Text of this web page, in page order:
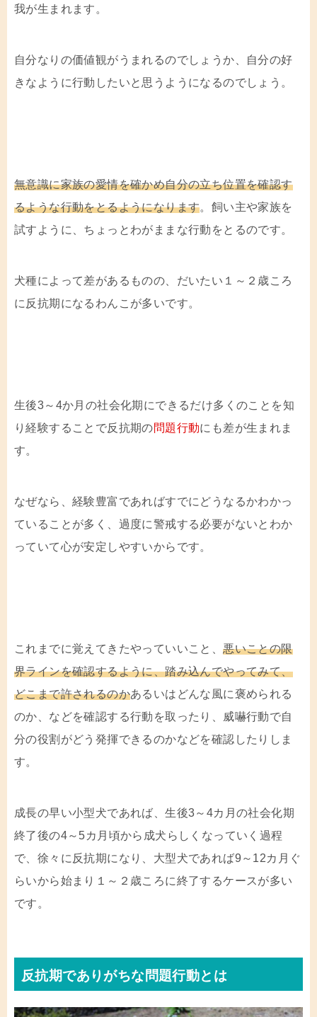
我が生まれます。
自分なりの価値観がうまれるのでしょうか、自分の好
きなように行動したいと思うようになるのでしょう。
無意識に家族の愛情を確かめ自分の立ち位置を確認す
るような行動をとるようになります。 飼い主や家族を
試すように、ちょっとわがままな行動をとるのです。
犬種によって差があるものの、だいたい１～２歳ころ
に反抗期になるわんこが多いです。
生後3～4か月の社会化期にできるだけ多くのことを知
り経験することで反抗期の問題行動にも差が生まれま
す。
なぜなら、経験豊富であればすでにどうなるかわかっ
ていることが多く、過度に警戒する必要がないとわか
っていて心が安定しやすいからです。
これまでに覚えてきたやっていいこと、悪いことの限
界ラインを確認するように、踏み込んでやってみて、
どこまで許されるのかあるいはどんな風に褒められる
のか、などを確認する行動を取ったり、威嚇行動で自
分の役割がどう発揮できるのかなどを確認したりしま
す。
成長の早い小型犬であれば、生後3～4カ月の社会化期
終了後の4～5カ月頃から成犬らしくなっていく過程
で、徐々に反抗期になり、大型犬であれば9～12カ月ぐ
らいから始まり１～２歳ころに終了するケースが多い
です。
反抗期でありがちな問題行動とは